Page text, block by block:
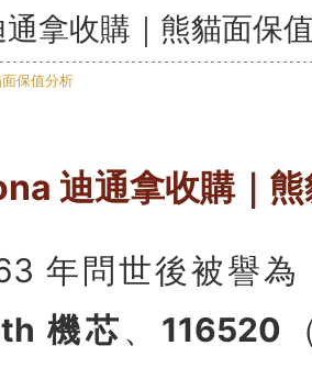
拿收購｜熊貓面保
迪通拿收購｜
年問世後被譽為
機芯、 116520